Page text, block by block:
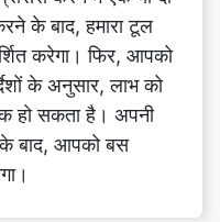
हो सकता है। अपनी
बाद, आपको बस
पर मेरे